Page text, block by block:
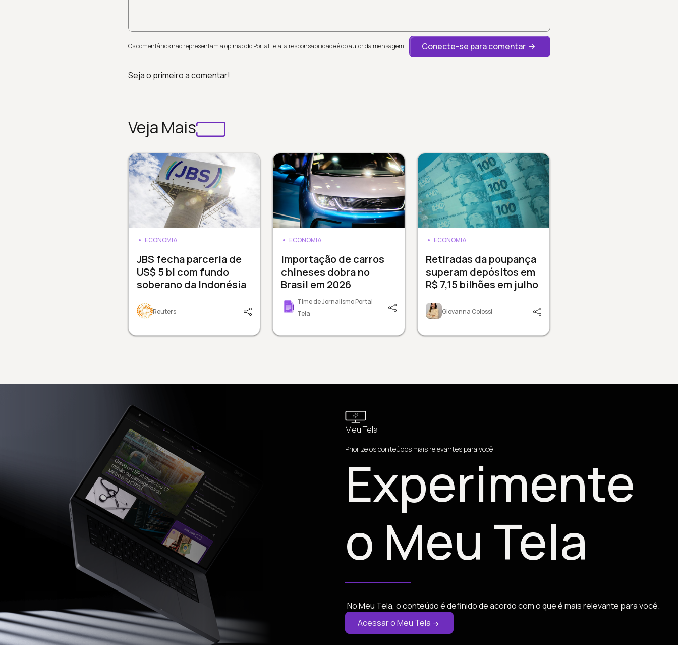
Os comentários não representam a opinião do Portal Tela; a responsabilidade é do autor da mensagem. Conecte-se para comentar
Seja o primeiro a comentar!
Veja Mais
ECONOMIA
JBS fecha parceria de
US$ 5 bi com fundo
soberano da Indonésia
Reuters
ECONOMIA
Importação de carros
chineses dobra no
Brasil em 2026
Time de Jornalismo Portal
Tela
ECONOMIA
Retiradas da poupança
superam depósitos em
R$ 7,15 bilhões em julho
Giovanna Colossi
Meu Tela
Priorize os conteúdos mais relevantes para você
Experimente
o Meu Tela
No Meu Tela, o conteúdo é definido de acordo com o que é mais relevante para você.
Acessar o Meu Tela